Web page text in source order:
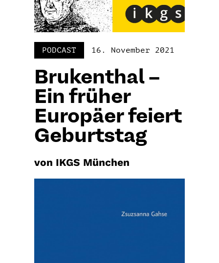
PODCAST 16. November 2021
Brukenthal –
Ein früher
Europäer feiert
Geburtstag
von IKGS München